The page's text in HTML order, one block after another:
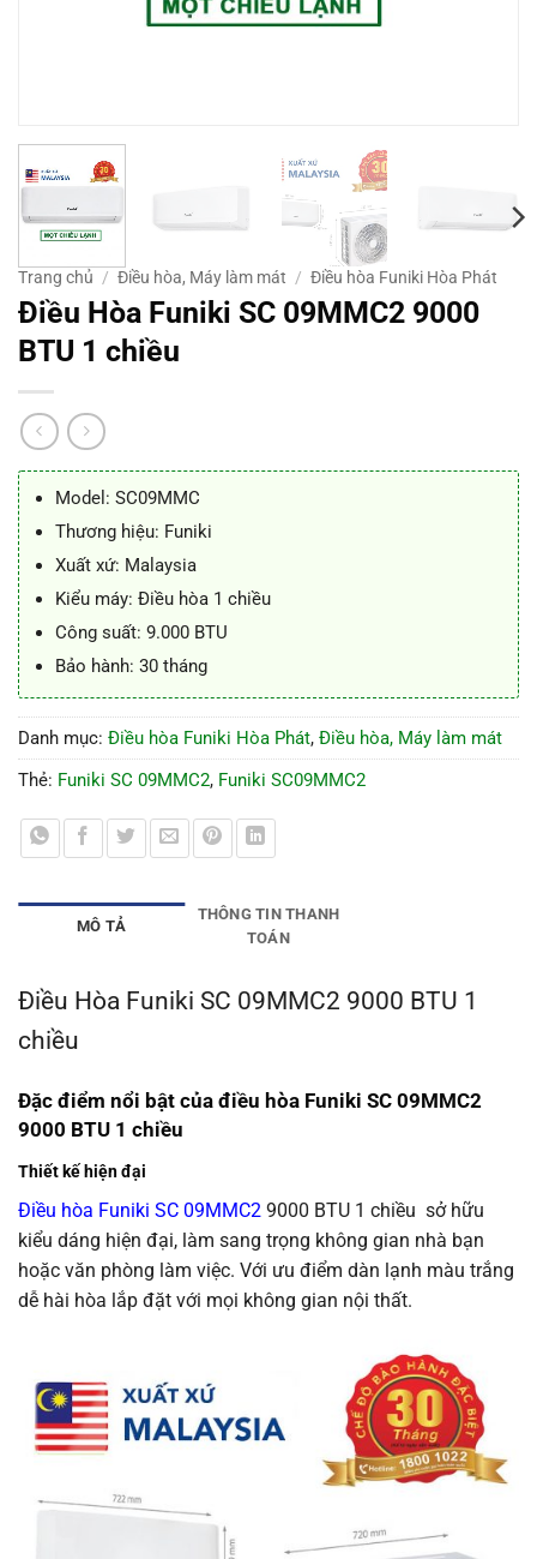
Trang chủ / Điều hòa, Máy làm mát / Điều hòa Funiki Hòa Phát
Điều Hòa Funiki SC 09MMC2 9000
BTU 1 chiều
Model: SC09MMC
Thương hiệu: Funiki
Xuất xứ: Malaysia
Kiểu máy: Điều hòa 1 chiều
Công suất: 9.000 BTU
Bảo hành: 30 tháng
Danh mục: Điều hòa Funiki Hòa Phát, Điều hòa, Máy làm mát
Thẻ: Funiki SC 09MMC2, Funiki SC09MMC2
MÔ TẢ
THÔNG TIN THANH
TOÁN
Điều Hòa Funiki SC 09MMC2 9000 BTU 1
chiều
Đặc điểm nổi bật của điều hòa Funiki SC 09MMC2
9000 BTU 1 chiều
Thiết kế hiện đại
Điều hòa Funiki SC 09MMC2 9000 BTU 1 chiều sở hữu
kiểu dáng hiện đại, làm sang trọng không gian nhà bạn
hoặc văn phòng làm việc. Với ưu điểm dàn lạnh màu trắng
dễ hài hòa lắp đặt với mọi không gian nội thất.